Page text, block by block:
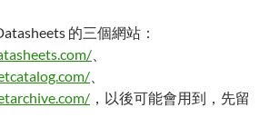
的三個網站：
，以後可能會用到，先留